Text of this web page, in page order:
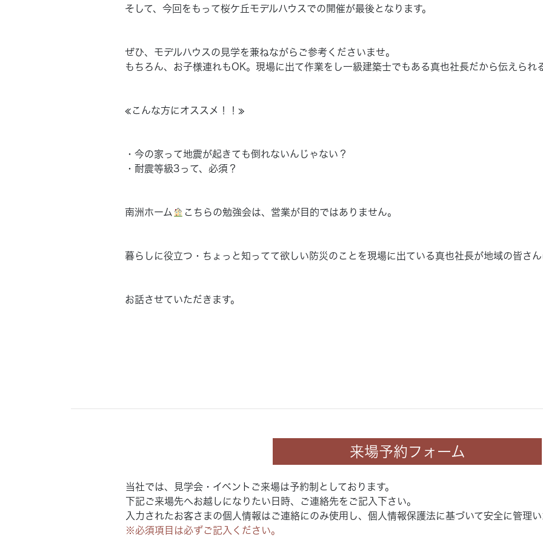
そして、今回をもって桜ケ丘モデルハウスでの開催が最後となります。
ぜひ、モデルハウスの見学を兼ねながらご参考くださいませ。
もちろん、お子様連れもOK。現場に出て作業をし一級建築士でもある真也社長だから伝えられ
≪こんな方にオススメ！！≫
・今の家って地震が起きても倒れないんじゃない？
・耐震等級3って、必須？
南洲ホーム こちらの勉強会は、営業が目的ではありません。
暮らしに役立つ・ちょっと知ってて欲しい防災のことを現場に出ている真也社長が地域の皆さん
お話させていただきます。
来場予約フォーム
当社では、見学会・イベントご来場は予約制としております。
下記ご来場先へお越しになりたい日時、ご連絡先をご記入下さい。
入力されたお客さまの個人情報はご連絡にのみ使用し、個人情報保護法に基づいて安全に管理い
※必須項目は必ずご記入ください。